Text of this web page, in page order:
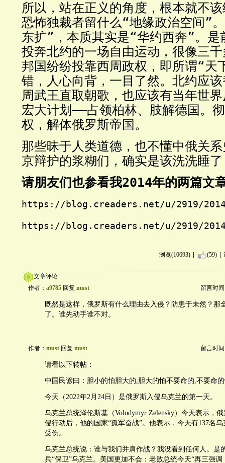
所以，站在正义的角度，根本就不
恐怖独裁者留什么“地缘政治空间”
东扩”，本质其实是“华约西奔”。是
投奔北约的一场自由运动，很像三
邦国纷纷投靠西周政权，即所谓“天
错，人心向背，一目了然。北约应
周武王直取朝歌，也应该有当年世
宏大计划——占领柏林、肢解德国。
权，解体俄罗斯帝国。
那些昧于人类道德，也不懂中俄关
京辩护的浆糊们，确实是该洗洗睡
请朋友们也参看我2014年的两篇文
https://blog.creaders.net/u/2919/
https://blog.creaders.net/u/2919/
浏览(10693) (59)
文章评论
作者： a9785 回复 must 留言时间
既然是这样，俄罗斯有什么理由去入侵？防患于未然？那
了。谁先动手谁不对。
作者： must 回复 must 留言时间
请看以下转帖：
中国民谚曰：胆小的怕胆大的,胆大的怕不要命的,不要命
今天（2022年2月24日）是俄罗斯入侵乌克兰的第一天。
乌克兰总统泽伦斯基（Volodymyr Zelensky）今天表示，
侵行动后，他的国家“孤军奋战”。他表示，今天有137名
受伤。
乌克兰总统说：谁与我们并肩作战？我没看到任何人。是
兵“保卫”乌克兰。美国更加不会：老败总统今天“再三强